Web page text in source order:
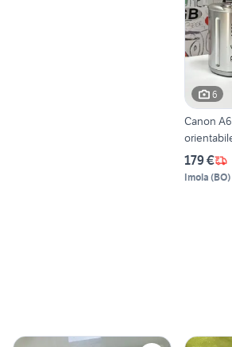
6
Canon
179 €
Imola (BO)